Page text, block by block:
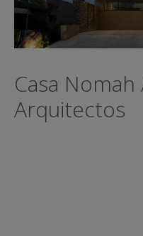
Casa
Arquitectos